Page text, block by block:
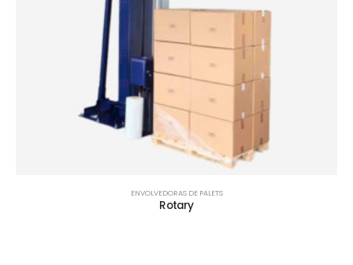
ENVOLVEDORAS DE PALETS
Rotary